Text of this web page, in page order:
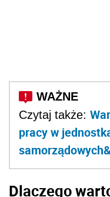
Czytaj także:
pracy w
Dlaczego